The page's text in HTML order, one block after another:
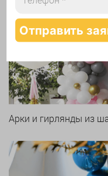
Печать логотипа
Арки и гирлянды из